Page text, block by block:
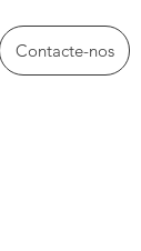
Contacte-nos